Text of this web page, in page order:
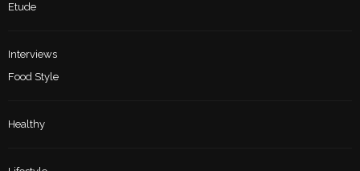
Etude
Interviews
Food Style
Healthy